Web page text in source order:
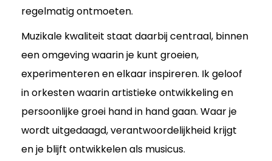
regelmatig ontmoeten.
Muzikale kwaliteit staat daarbij centraal, binnen
een omgeving waarin je kunt groeien,
experimenteren en elkaar inspireren. Ik geloof
in orkesten waarin artistieke ontwikkeling en
persoonlijke groei hand in hand gaan. Waar je
wordt uitgedaagd, verantwoordelijkheid krijgt
en je blijft ontwikkelen als musicus.